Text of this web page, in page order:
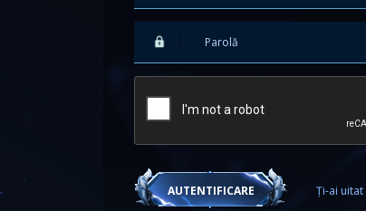
AUTENTIFICARE Ți-ai